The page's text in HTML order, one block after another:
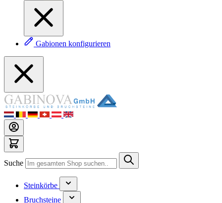
Gabionen konfigurieren
Suche
Steinkörbe
Bruchsteine